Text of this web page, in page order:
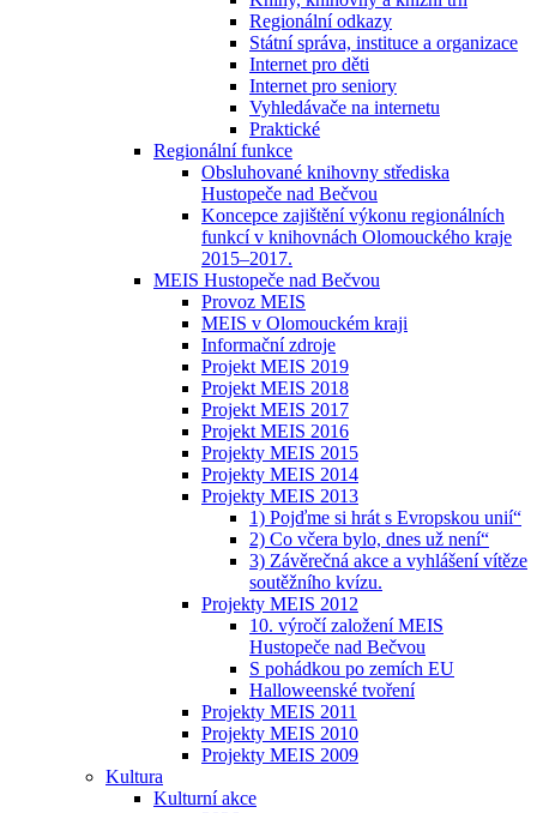
Regionální odkazy
Státní správa, instituce a organizace
Internet pro děti
Internet pro seniory
Vyhledávače na internetu
Praktické
Regionální funkce
Obsluhované knihovny střediska
Hustopeče nad Bečvou
Koncepce zajištění výkonu regionálních
funkcí v knihovnách Olomouckého kraje
2015–2017.
MEIS Hustopeče nad Bečvou
Provoz MEIS
MEIS v Olomouckém kraji
Informační zdroje
Projekt MEIS 2019
Projekt MEIS 2018
Projekt MEIS 2017
Projekt MEIS 2016
Projekty MEIS 2015
Projekty MEIS 2014
Projekty MEIS 2013
1) Pojďme si hrát s Evropskou unií“
2) Co včera bylo, dnes už není“
3) Závěrečná akce a vyhlášení vítěze
soutěžního kvízu.
Projekty MEIS 2012
10. výročí založení MEIS
Hustopeče nad Bečvou
S pohádkou po zemích EU
Halloweenské tvoření
Projekty MEIS 2011
Projekty MEIS 2010
Projekty MEIS 2009
Kultura
Kulturní akce